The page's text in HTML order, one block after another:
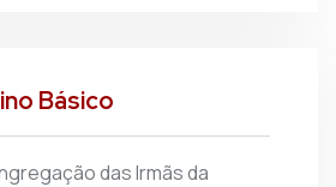
Básico
das Irmãs da